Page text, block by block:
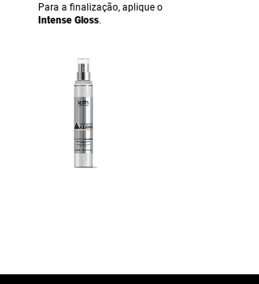
Para a finalização, aplique o
Intense Gloss.